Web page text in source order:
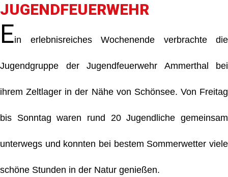
JUGENDFEUERWEHR
Ein erlebnisreiches Wochenende verbrachte die
Jugendgruppe der Jugendfeuerwehr Ammerthal bei
ihrem Zeltlager in der Nähe von Schönsee. Von Freitag
bis Sonntag waren rund 20 Jugendliche gemeinsam
unterwegs und konnten bei bestem Sommerwetter viele
schöne Stunden in der Natur genießen.